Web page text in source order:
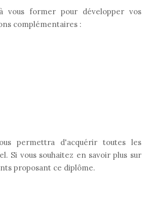
vous former pour développer vos
complémentaires :
permettra d'acquérir toutes les
Si vous souhaitez en savoir plus sur
proposant ce diplôme.